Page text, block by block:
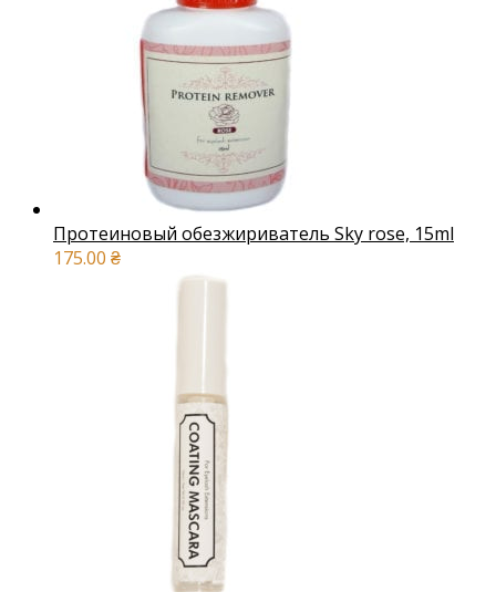
Протеиновый обезжириватель Sky rose, 15ml
175.00 ₴